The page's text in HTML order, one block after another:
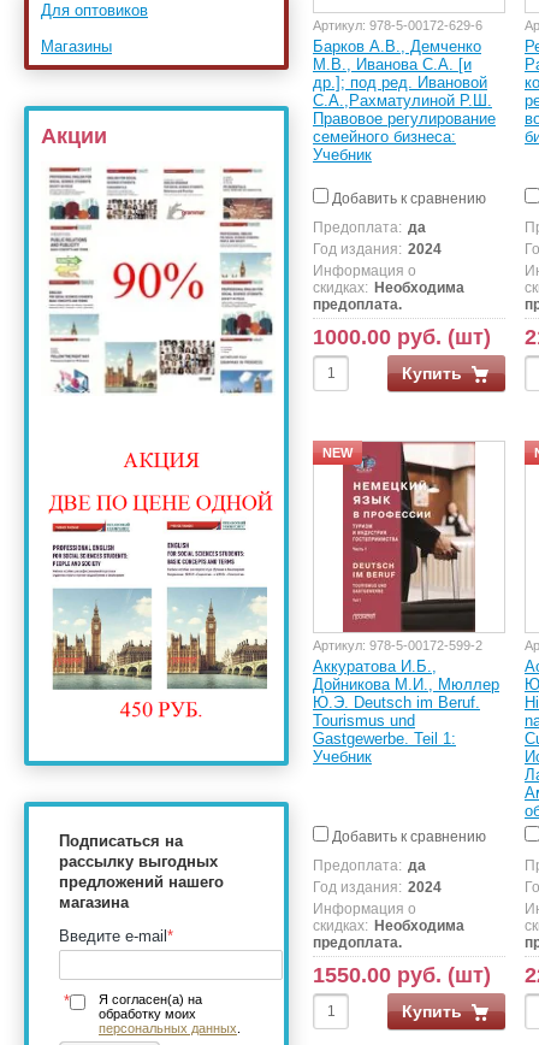
Для оптовиков
Магазины
Акции
Подписаться на
рассылку выгодных
предложений нашего
магазина
Введите e-mail *
Я согласен(а) на
обработку моих
персональных данных
*
Артикул: 978-5-00172-629-6
Барков А.В., Демченко
М.В., Иванова С.А. [и
др.]; под ред. Ивановой
С.А.,Рахматулиной Р.Ш.
Правовое регулирование
семейного бизнеса:
Учебник
Добавить к сравнению
Предоплата: да
Год издания: 2024
Информация о
скидках: Необходима
предоплата.
1000.00 руб. (шт)
Купить
NEW
Артикул: 978-5-00172-599-2
Аккуратова И.Б.,
Дойникова М.И., Мюллер
Ю.Э. Deutsch im Beruf.
Tourismus und
Gastgewerbe. Teil 1:
Учебник
Добавить к сравнению
Предоплата: да
Год издания: 2024
Информация о
скидках: Необходима
предоплата.
1550.00 руб. (шт)
Купить